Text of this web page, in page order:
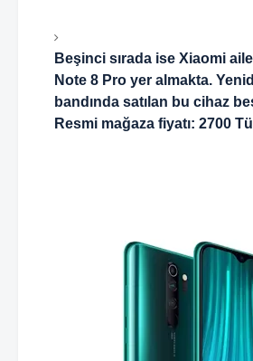
Beşinci sırada ise Xiaomi
Note 8 Pro yer almakta.
bandında satılan bu cihaz
Resmi mağaza fiyatı: 2700